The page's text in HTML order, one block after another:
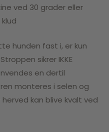
ved 30 grader eller
hunden fast i, er kun
sikrer IKKE
en dertil
monteres i selen og
kan blive kvalt ved